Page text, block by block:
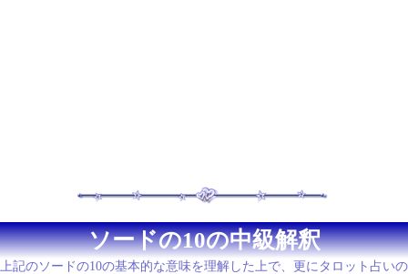
ソードの10の中級解釈
上記のソードの10の基本的な意味を理解した上で、更にタロット占いの